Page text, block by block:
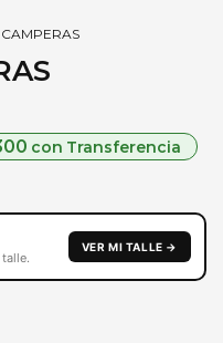
con Transferencia